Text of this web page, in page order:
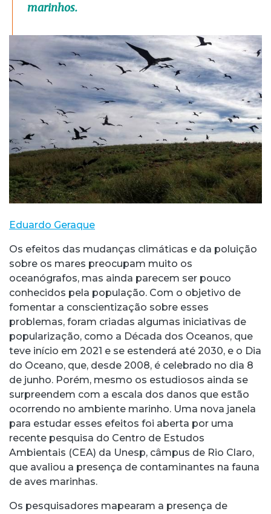
marinhos.
Eduardo Geraque
Os efeitos das mudanças climáticas e da poluição
sobre os mares preocupam muito os
oceanógrafos, mas ainda parecem ser pouco
conhecidos pela população. Com o objetivo de
fomentar a conscientização sobre esses
problemas, foram criadas algumas iniciativas de
popularização, como a Década dos Oceanos, que
teve início em 2021 e se estenderá até 2030, e o Dia
do Oceano, que, desde 2008, é celebrado no dia 8
de junho. Porém, mesmo os estudiosos ainda se
surpreendem com a escala dos danos que estão
ocorrendo no ambiente marinho. Uma nova janela
para estudar esses efeitos foi aberta por uma
recente pesquisa do Centro de Estudos
Ambientais (CEA) da Unesp, câmpus de Rio Claro,
que avaliou a presença de contaminantes na fauna
de aves marinhas.
Os pesquisadores mapearam a presença de